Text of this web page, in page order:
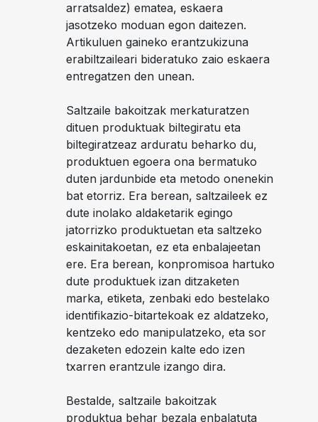
arratsaldez) ematea, eskaera
jasotzeko moduan egon daitezen.
Artikuluen gaineko erantzukizuna
erabiltzaileari bideratuko zaio eskaera
entregatzen den unean.
Saltzaile bakoitzak merkaturatzen
dituen produktuak biltegiratu eta
biltegiratzeaz arduratu beharko du,
produktuen egoera ona bermatuko
duten jardunbide eta metodo onenekin
bat etorriz. Era berean, saltzaileek ez
dute inolako aldaketarik egingo
jatorrizko produktuetan eta saltzeko
eskainitakoetan, ez eta enbalajeetan
ere. Era berean, konpromisoa hartuko
dute produktuek izan ditzaketen
marka, etiketa, zenbaki edo bestelako
identifikazio-bitartekoak ez aldatzeko,
kentzeko edo manipulatzeko, eta sor
dezaketen edozein kalte edo izen
txarren erantzule izango dira.
Bestalde, saltzaile bakoitzak
produktua behar bezala enbalatuta